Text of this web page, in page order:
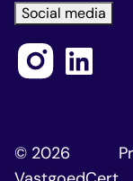
Social media
© 2026